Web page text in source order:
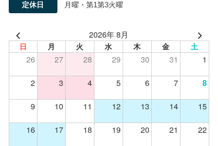
定休日 月曜・第1第3火曜
2026年 8月
日 月 火 水 木 金 土
26 27 28 29 30 31
1
2
3 4 5 6 7 8
9 10 11 12 13 14
15
16
17 18 19 20 21
22